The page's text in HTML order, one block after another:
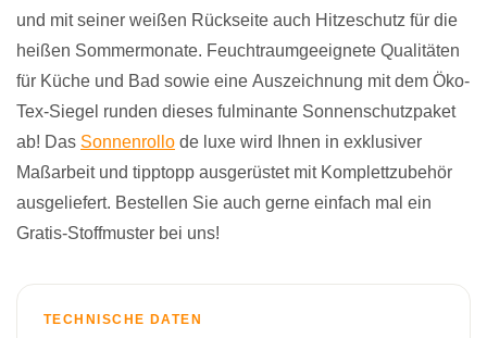
und mit seiner weißen Rückseite auch Hitzeschutz für die
heißen Sommermonate. Feuchtraumgeeignete Qualitäten
für Küche und Bad sowie eine Auszeichnung mit dem Öko-
Tex-Siegel runden dieses fulminante Sonnenschutzpaket
ab! Das Sonnenrollo de luxe wird Ihnen in exklusiver
Maßarbeit und tipptopp ausgerüstet mit Komplettzubehör
ausgeliefert. Bestellen Sie auch gerne einfach mal ein
Gratis-Stoffmuster bei uns!
TECHNISCHE DATEN